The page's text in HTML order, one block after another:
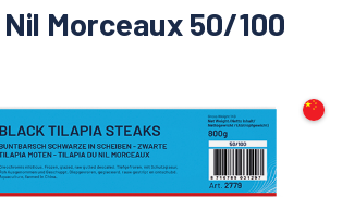
Morceaux 50/100